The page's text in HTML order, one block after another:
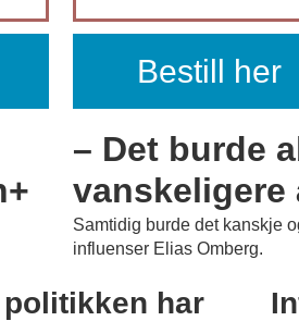
Bestill her
– Det burde
vanskeligere
Samtidig burde det kanskje
influenser Elias Omberg.
PLUSS
politikken har